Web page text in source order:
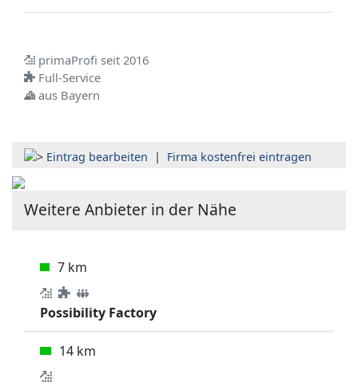
primaProfi seit 2016
Full-Service
aus Bayern
Eintrag bearbeiten | Firma kostenfrei eintragen
Weitere Anbieter in der Nähe
7 km
Possibility Factory
14 km